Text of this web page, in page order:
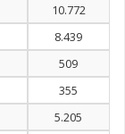
10.772
8.439
509
355
5.205